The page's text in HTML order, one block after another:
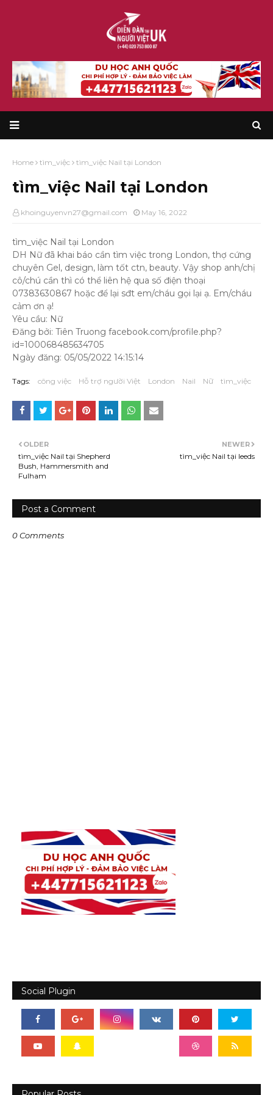
Home tìm_việc tìm_việc Nail tại London
tìm_việc Nail tại London
khoinguyenvn27@gmail.com May 16, 2022
tìm_việc Nail tại London
DH Nữ đã khai báo cần tìm việc trong London, thợ cứng
chuyên Gel, design, làm tốt ctn, beauty. Vậy shop anh/chị
cô/chú cần thì có thể liên hệ qua số điện thoại
07383630867 hoặc để lại sđt em/cháu gọi lại ạ. Em/cháu
cảm ơn ạ!
Yêu cầu: Nữ
Đăng bởi: Tiên Truong facebook.com/profile.php?
id=100068485634705
Ngày đăng: 05/05/2022 14:15:14
Tags: công việc Hỗ trợ người Việt London Nail Nữ tìm_việc
NEWER
tìm_việc Nail tại leeds
OLDER
tìm_việc Nail tại Shepherd
Bush, Hammersmith and
Fulham
Post a Comment
0 Comments
Social Plugin